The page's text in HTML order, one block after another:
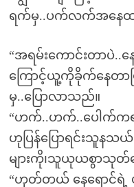
ရက်မှ..ပက်လက်အနေထာ
“အရမ်းကောင်းတာပဲ..
ကြောင့်ယူ့ကိုခိုက်နေတ
မှ..ပြောလာသည်။
“ဟက်..ဟက်..ပေါက်က
ဟုပြန်ပြောရင်းသူနသယ်
များကို၊သူယုယစွာသုတ်
“ဟုတ်တယ် နေရော